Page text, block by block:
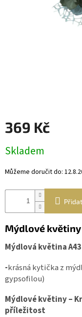
369 Kč
cena:
Skladem
Můžeme doručit do:
Mýdlové květiny
Mýdlová květina A43
-krásná kytička z
gypsofilou)
Mýdlové květiny –
příležitost